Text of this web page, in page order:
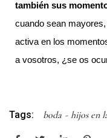
también sus
cuando sean
activa en los
a vosotros, ¿se os
Tags: boda hijos en